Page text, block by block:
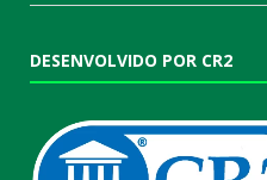
DESENVOLVIDO POR CR2